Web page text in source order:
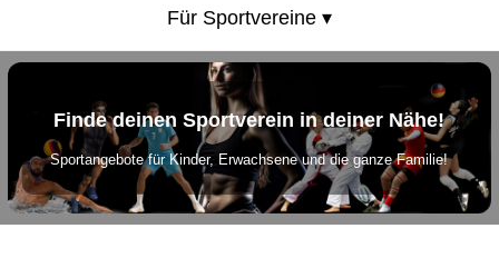
Für Sportvereine ▾
Finde deinen Sportverein in deiner Nähe!
Sportangebote für Kinder, Erwachsene und die ganze Familie!